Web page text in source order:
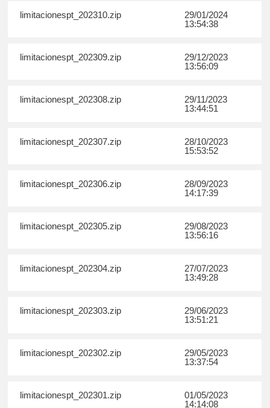
limitacionespt_202310.zip
29/01/2024
13:54:38
limitacionespt_202309.zip
29/12/2023
13:56:09
limitacionespt_202308.zip
29/11/2023
13:44:51
limitacionespt_202307.zip
28/10/2023
15:53:52
limitacionespt_202306.zip
28/09/2023
14:17:39
limitacionespt_202305.zip
29/08/2023
13:56:16
limitacionespt_202304.zip
27/07/2023
13:49:28
limitacionespt_202303.zip
29/06/2023
13:51:21
limitacionespt_202302.zip
29/05/2023
13:37:54
limitacionespt_202301.zip
01/05/2023
14:14:08